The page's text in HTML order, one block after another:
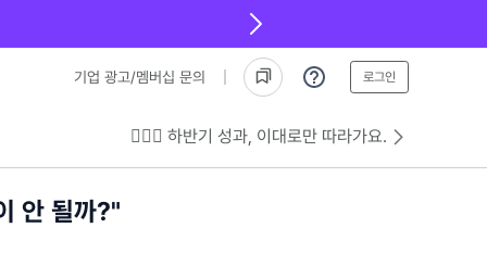
기업 광고/멤버십 문의 로그인
💁🏻‍♂️ 하반기 성과, 이대로만 따라가요.
안 될까?"